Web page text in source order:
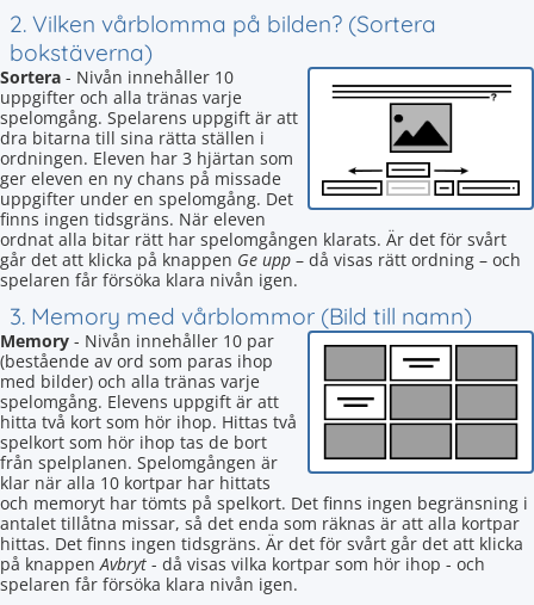
2. Vilken vårblomma på bilden? (Sortera
bokstäverna)
Sortera - Nivån innehåller 10
uppgifter och alla tränas varje
spelomgång. Spelarens uppgift är att
dra bitarna till sina rätta ställen i
ordningen. Eleven har 3 hjärtan som
ger eleven en ny chans på missade
uppgifter under en spelomgång. Det
finns ingen tidsgräns. När eleven
ordnat alla bitar rätt har spelomgången klarats. Är det för svårt
går det att klicka på knappen Ge upp – då visas rätt ordning – och
spelaren får försöka klara nivån igen.
3. Memory med vårblommor (Bild till namn)
Memory - Nivån innehåller 10 par
(bestående av ord som paras ihop
med bilder) och alla tränas varje
spelomgång. Elevens uppgift är att
hitta två kort som hör ihop. Hittas två
spelkort som hör ihop tas de bort
från spelplanen. Spelomgången är
klar när alla 10 kortpar har hittats
och memoryt har tömts på spelkort. Det finns ingen begränsning i
antalet tillåtna missar, så det enda som räknas är att alla kortpar
hittas. Det finns ingen tidsgräns. Är det för svårt går det att klicka
på knappenAvbryt - då visas vilka kortpar som hör ihop - och
spelaren får försöka klara nivån igen.